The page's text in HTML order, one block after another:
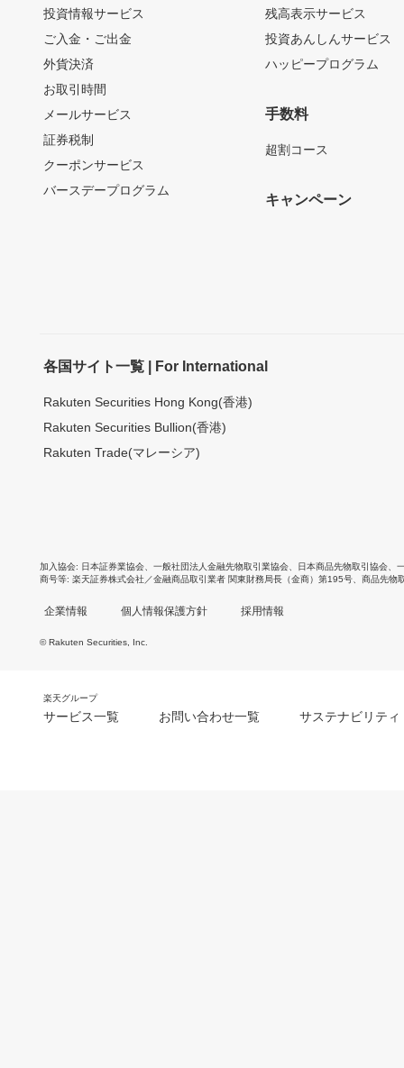
投資情報サービス
ご入金・ご出金
外貨決済
お取引時間
メールサービス
証券税制
クーポンサービス
バースデープログラム
残高表示サービス
投資あんしんサービス
ハッピープログラム
手数料
超割コース
キャンペーン
各国サイト一覧 | For International
Rakuten Securities Hong Kong(香港)
Rakuten Securities Bullion(香港)
Rakuten Trade(マレーシア)
加入協会 日本証券業協会 一般社団法人金融先物取引業協会 日本商品先物取引協会
商号等 楽天証券株式会社／金融商品取引業者 関東財務局長（金商）第195号、商品先物
企業情報 個人情報保護方針 採用情報
© Rakuten Securities, Inc.
楽天グループ
サービス一覧 お問い合わせ一覧 サステナビリティ